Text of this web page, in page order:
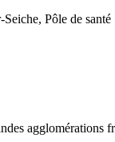
Seiche, Pôle de santé
agglomérations